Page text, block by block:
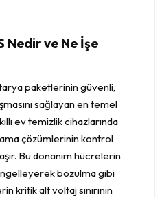
Nedir ve Ne İşe
paketlerinin güvenli,
sağlayan en temel
ev temizlik cihazlarında
çözümlerinin kontrol
Bu donanım hücrelerin
bozulma gibi
kritik alt voltaj sınırının